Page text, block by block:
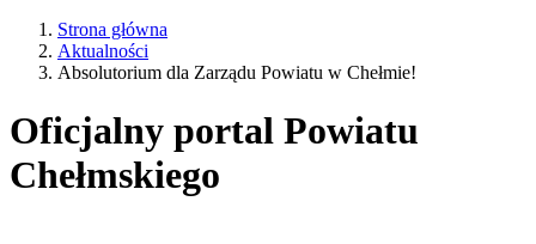
Strona główna
Aktualności
Absolutorium dla Zarządu Powiatu w Chełmie!
Oficjalny portal Powiatu
Chełmskiego